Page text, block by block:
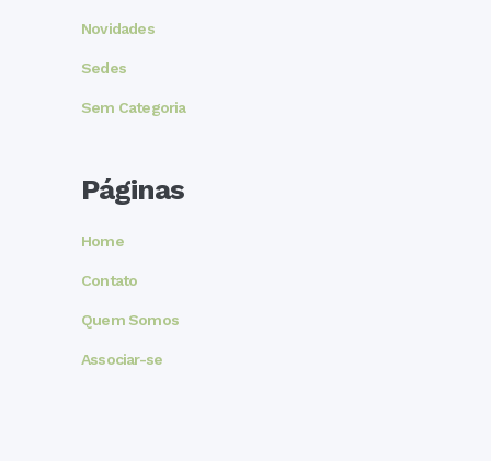
Novidades
Sedes
Sem Categoria
Páginas
Home
Contato
Quem Somos
Associar-se